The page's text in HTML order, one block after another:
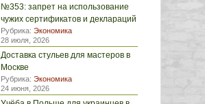
№353: запрет на использование
чужих сертификатов и деклараций
Рубрика: Экономика
28 июля, 2026
Доставка стульев для мастеров в
Москве
Рубрика: Экономика
24 июня, 2026